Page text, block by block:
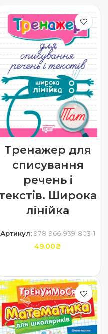
Тренажер для
списування
речень і
Широка
лінійка
Артикул: 978-966-939-803-1
49.00₴